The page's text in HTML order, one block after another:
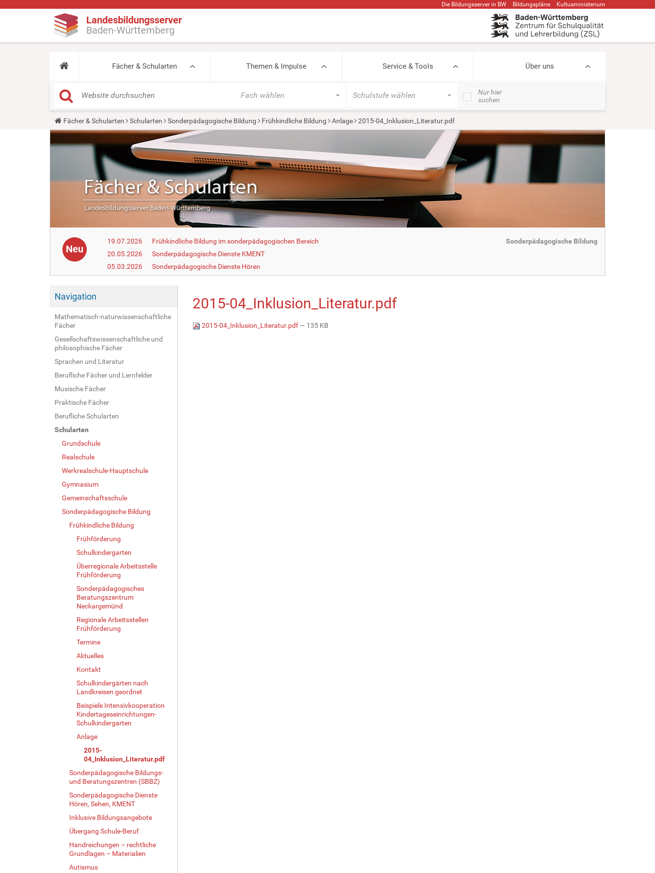
Die Bildungsserver in BW Bildungspläne Kultusministerium
Landesbildungsserver
Baden-Württemberg
Fächer & Schularten Themen & Impulse Service & Tools Über uns
Fach wählen Schulstufe wählen
Nur hier
suchen
Y
o
u
a
r
Fächer & Schularten Schularten Sonderpädagogische Bildung Frühkindliche Bildung Anlage 2015-04_Inklusion_Literatur.pdf
Neu
19.07.2026
Frühkindliche Bildung im sonderpädagogischen Bereich
20.05.2026
Sonderpädagogische Dienste KMENT
05.03.2026
Sonderpädagogische Dienste Hören
Sonderpädagogische Bildung
Navigation
Mathematisch-naturwissenschaftliche
Fächer
Gesellschaftswissenschaftliche und
philosophische Fächer
Sprachen und Literatur
Berufliche Fächer und Lernfelder
Musische Fächer
Praktische Fächer
Berufliche Schularten
Schularten
Grundschule
Realschule
Werkrealschule-Hauptschule
Gymnasium
Gemeinschaftsschule
Sonderpädagogische Bildung
Frühkindliche Bildung
Frühförderung
Schulkindergarten
Überregionale Arbeitsstelle
Frühförderung
Sonderpädagogisches
Beratungszentrum
Neckargemünd
Regionale Arbeitsstellen
Frühförderung
Termine
Aktuelles
Kontakt
Schulkindergärten nach
Landkreisen geordnet
Beispiele Intensivkooperation
Kindertageseinrichtungen-
Schulkindergarten
Anlage
2015-
04_Inklusion_Literatur.pdf
Sonderpädagogische Bildungs-
und Beratungszentren (SBBZ)
Sonderpädagogische Dienste
Hören, Sehen, KMENT
Inklusive Bildungsangebote
Übergang Schule-Beruf
Handreichungen – rechtliche
Grundlagen – Materialien
Autismus
2015-04_Inklusion_Literatur.pdf
2015-04_Inklusion_Literatur.pdf— 135 KB